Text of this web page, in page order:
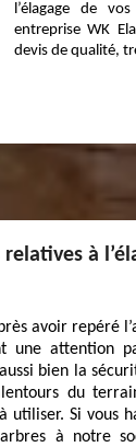
l’élagage de
entreprise WK
devis de qualité,
à
avoir repéré
une attention
bien la
du
Si vous
à notre